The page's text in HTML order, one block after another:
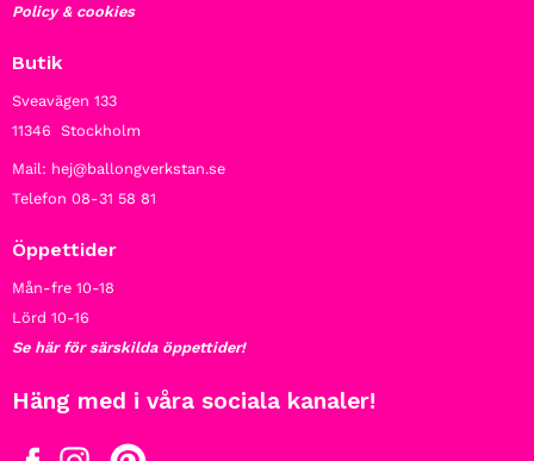
Policy & cookies
Butik
Sveavägen 133
11346 Stockholm
Mail: hej@ballongverkstan.se
Telefon 08-31 58 81
Öppettider
Mån-fre 10-18
Lörd 10-16
Se här för särskilda öppettider!
Häng med i våra sociala kanaler!